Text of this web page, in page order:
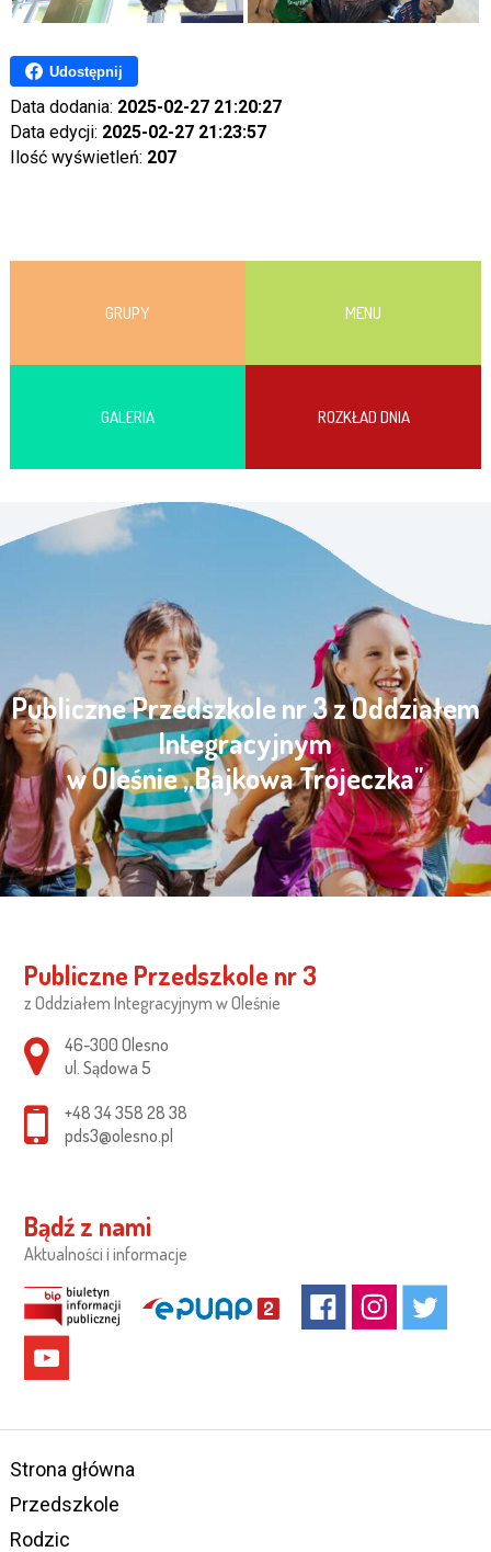
Udostępnij
Data dodania: 2025-02-27 21:20:27
Data edycji: 2025-02-27 21:23:57
Ilość wyświetleń: 207
GRUPY MENU
GALERIA ROZKŁAD DNIA
Publiczne Przedszkole nr 3 z Oddziałem
Integracyjnym
w Oleśnie „Bajkowa Trójeczka"
Publiczne Przedszkole nr 3
z Oddziałem Integracyjnym w Oleśnie
Adres pocztowy:
46-300 Olesno
ul. Sądowa 5
+48 34 358 28 38
pds3@olesno.pl
Bądź z nami
Aktualności i informacje
Strona główna
Przedszkole
Rodzic